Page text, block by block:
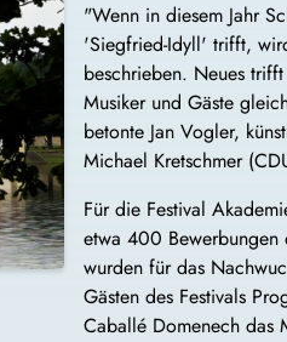
"Wenn in diesem Jahr
'Siegfried-Idyll' trifft,
beschrieben. Neues
Musiker und Gäste
betonte Jan Vogler,
Michael Kretschmer
Für die Festival
etwa 400 Bewerbungen
wurden für das
Gästen des Festivals
Caballé Domenech das